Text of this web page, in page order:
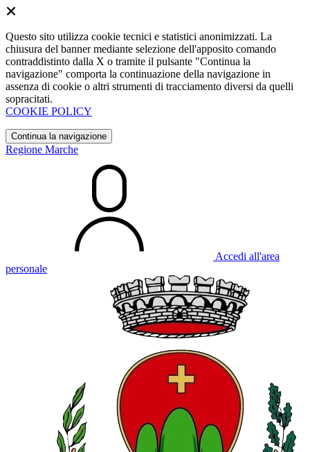
Questo sito utilizza cookie tecnici e statistici anonimizzati. La
chiusura del banner mediante selezione dell'apposito comando
contraddistinto dalla X o tramite il pulsante "Continua la
navigazione" comporta la continuazione della navigazione in
assenza di cookie o altri strumenti di tracciamento diversi da quelli
sopracitati.
COOKIE POLICY
Continua la navigazione
Regione Marche
Accedi all'area
personale